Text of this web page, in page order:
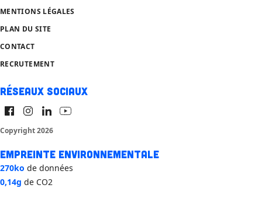
MENTIONS LÉGALES
PLAN DU SITE
CONTACT
RECRUTEMENT
Réseaux sociaux
Copyright 2026
Empreinte environnementale
270ko de données
0,14g de CO2